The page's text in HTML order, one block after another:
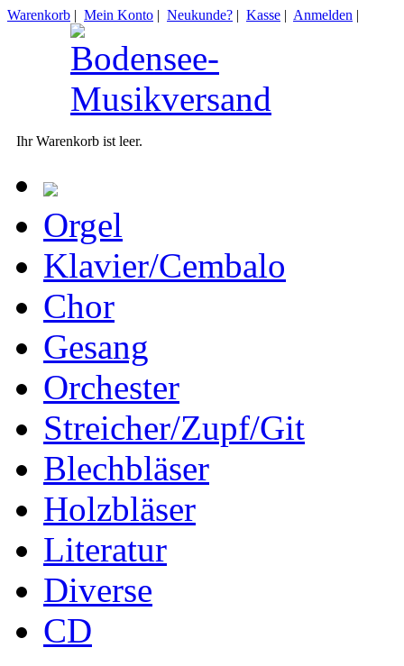
Warenkorb | Mein Konto | Neukunde? | Kasse | Anmelden |
Ihr Warenkorb ist leer.
Orgel
Klavier/Cembalo
Chor
Gesang
Orchester
Streicher/Zupf/Git
Blechbläser
Holzbläser
Literatur
Diverse
CD